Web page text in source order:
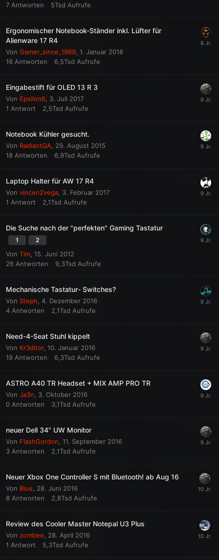
7 Antworten 5Tsd Aufrufe
Ergonomischer Notebook-Ständer inkl. Lüfter für
Alienware 17 R4
Von Gamer_since_1989 1. Januar 2018
16 Antworten 6,5Tsd Aufrufe
Eingabestift für OLED 13 R 3
Von Epsilon6 3. Juli 2017
1 Antwort 2,5Tsd Aufrufe
Notebook Kühler gesucht.
Von RadiantQA
29. August 2015
18 Antworten 6,9Tsd Aufrufe
Laptop Halter für AW 17 R4
Von vincen2vega 3. Februar 2017
1 Antwort 2,1Tsd Aufrufe
Die Suche nach der "perfekten" Gaming Tastatur
1 2
Von Tim 15. Juni 2012
26 Antworten 9,3Tsd Aufrufe
Mechanische Tastatur- Switches?
Von Steph 4. Dezember 2016
4 Antworten 2,1Tsd Aufrufe
Need-4-Seat Stuhl kippelt
Von Kr3ditor, 10. Januar 2016
19 Antworten 6,3Tsd Aufrufe
ASTRO A40 TR Headset + MIX AMP PRO TR
Von Ja3n
3. Oktober 2016
0 Antworten 3,1Tsd Aufrufe
neuer Dell 34" UW Monitor
Von FlashGordon 11. September 2016
3 Antworten 2,1Tsd Aufrufe
Neuer Xbox One Controller S mit Bluetooth! ab Aug 16
Von Blue
28. Juni 2016
8 Antworten 2,8Tsd Aufrufe
Review des Cooler Master Notepal U3 Plus
Von zombee
28. April 2016
1 Antwort 5,3Tsd Aufrufe